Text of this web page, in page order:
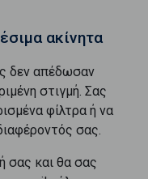
ακίνητα
δεν απέδωσαν
στιγμή. Σας
φίλτρα ή να
σας.
σας και θα σας